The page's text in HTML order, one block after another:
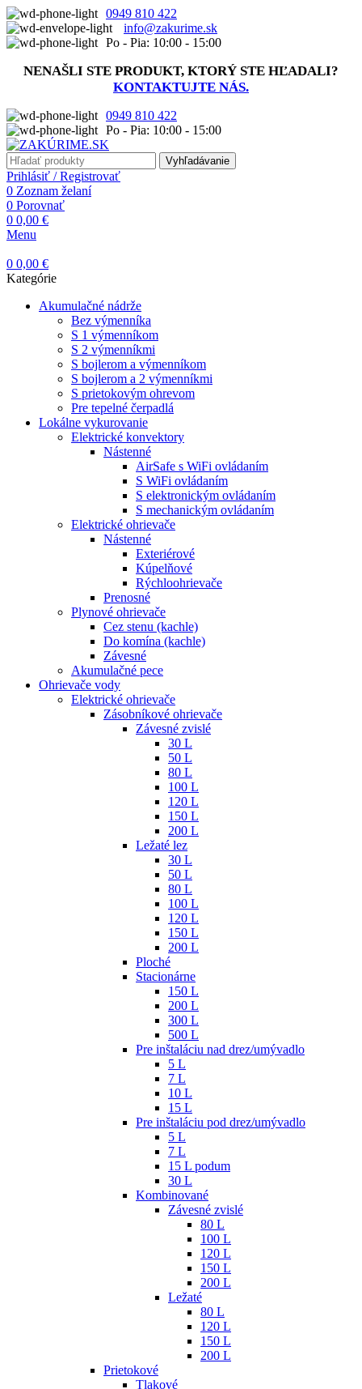
0949 810 422
info@zakurime.sk
Po - Pia: 10:00 - 15:00
NENAŠLI STE PRODUKT, KTORÝ STE HĽADALI?
KONTAKTUJTE NÁS.
0949 810 422
Po - Pia: 10:00 - 15:00
Vyhľadávanie
Prihlásiť / Registrovať
0 Zoznam želaní
0 Porovnať
0 0,00 €
Menu
0 0,00 €
Kategórie
Akumulačné nádrže
Bez výmenníka
S 1 výmenníkom
S 2 výmenníkmi
S bojlerom a výmenníkom
S bojlerom a 2 výmenníkmi
S prietokovým ohrevom
Pre tepelné čerpadlá
Lokálne vykurovanie
Elektrické konvektory
Nástenné
AirSafe s WiFi ovládaním
S WiFi ovládaním
S elektronickým ovládaním
S mechanickým ovládaním
Elektrické ohrievače
Nástenné
Exteriérové
Kúpelňové
Rýchloohrievače
Prenosné
Plynové ohrievače
Cez stenu (kachle)
Do komína (kachle)
Závesné
Akumulačné pece
Ohrievače vody
Elektrické ohrievače
Zásobníkové ohrievače
Závesné zvislé
30 L
50 L
80 L
100 L
120 L
150 L
200 L
Ležaté lez
30 L
50 L
80 L
100 L
120 L
150 L
200 L
Ploché
Stacionárne
150 L
200 L
300 L
500 L
Pre inštaláciu nad drez/umývadlo
5 L
7 L
10 L
15 L
Pre inštaláciu pod drez/umývadlo
5 L
7 L
15 L podum
30 L
Kombinované
Závesné zvislé
80 L
100 L
120 L
150 L
200 L
Ležaté
80 L
120 L
150 L
200 L
Prietokové
Tlakové